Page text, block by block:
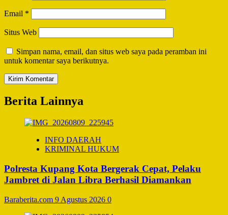
Email *
Situs Web
Simpan nama, email, dan situs web saya pada peramban ini
untuk komentar saya berikutnya.
Berita Lainnya
INFO DAERAH
KRIMINAL HUKUM
Polresta Kupang Kota Bergerak Cepat, Pelaku
Jambret di Jalan Libra Berhasil Diamankan
Baraberita.com 9 Agustus 2026 0